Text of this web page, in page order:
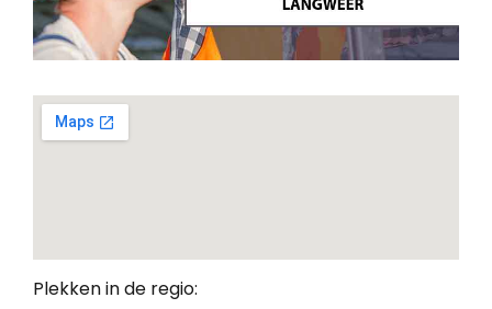
Plekken in de regio: